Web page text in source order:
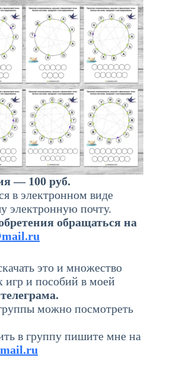
— 100 руб.
в электронном виде
электронную почту.
обращаться на
это и множество
игр и пособий в моей
.
можно посмотреть
в группу пишите мне на